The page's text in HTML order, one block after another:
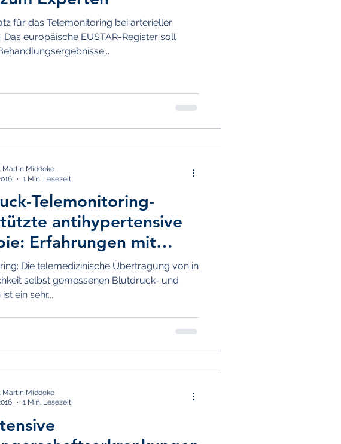
Therapie
Aortaler Blutdruck
für das Telemonitoring bei arterieller
Das europäische EUSTAR-Register soll
Telemonitoring-
antihypertensive
Erfahrungen mit
Die telemedizinische Übertragung von in
selbst gemessenen Blutdruck- und
ein sehr...
Martin Middeke
1 Min. Lesezeit
Martin Middeke
1 Min. Lesezeit